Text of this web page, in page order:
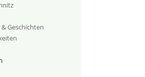
Geschichten